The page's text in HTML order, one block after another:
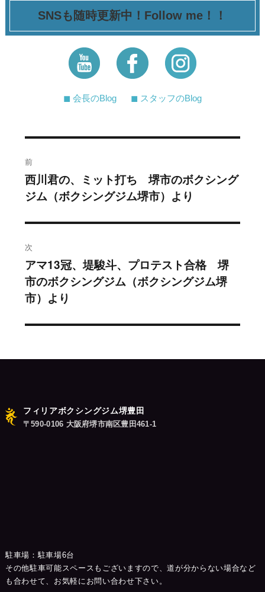
SNSも随時更新中！Follow me！！
◼︎ 会長のBlog ◼︎ スタッフのBlog
稿
ナ
ビ
ゲ
ー
シ
ョ
前
過
去
稿:
西川君の、ミット打ち 堺市のボクシング
ジム（ボクシングジム堺市）より
次
次
の
投
アマ13冠、堤駿斗、プロテスト合格 堺
市のボクシングジム（ボクシングジム堺
市）より
フィリアボクシングジム堺豊田
〒590-0106 大阪府堺市南区豊田461-1
駐車場：駐車場6台
その他駐車可能スペースもございますので、道が分からない場合など
も合わせて、お気軽にお問い合わせ下さい。